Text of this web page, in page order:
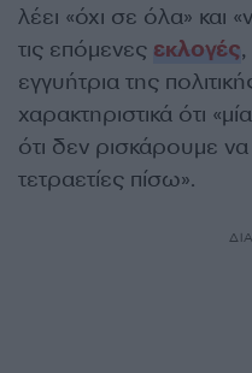
λέει «όχι σε όλα» και
τις επόμενες εκλογές
εγγυήτρια της
χαρακτηριστικά ότι
ότι δεν ρισκάρουμε
τετραετίες πίσω».